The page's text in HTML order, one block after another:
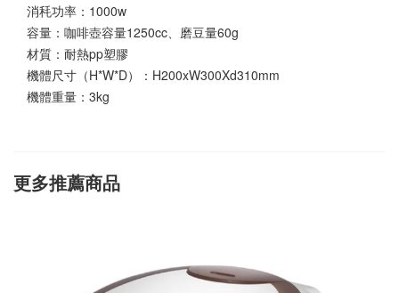
消秏功率：1000w
容量：咖啡壺容量1250cc、磨豆量60g
材質：耐熱pp塑膠
機體尺寸（H*W*D）：H200xW300Xd310mm
機體重量：3kg
更多推薦商品